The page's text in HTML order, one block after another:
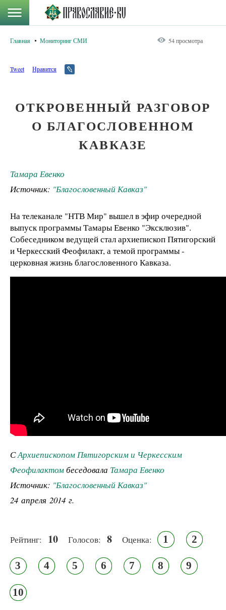
Главная Мониторинг СМИ 54 просмотра
Tweet Нравится
ОТКРОВЕННЫЙ РАЗГОВОР
О БЛАГОСЛОВЕННОМ
КАВКАЗЕ
Тамара Евенко
Источник: "Благословенный Кавказ"
На телеканале "НТВ Мир" вышел в эфир очередной
выпуск программы Тамары Евенко "Эксклюзив".
Собеседником ведущей стал архиепископ Пятигорский
и Черкесский Феофилакт, а темой программы -
церковная жизнь благословенного Кавказа.
САрхиепископом Пятигорским и Черкесским
Феофилактомбеседовала Тамара Евенко
Источник: "Благословенный Кавказ"
24 апреля 2014 г.
Рейтинг: 10 Голосов: 8 Оценка: 1 2
3 4 5 6 7 8 9
10